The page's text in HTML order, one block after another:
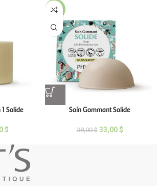
Solide
$
-13%
Soin Gommant Solide
38,00$ 33,00$